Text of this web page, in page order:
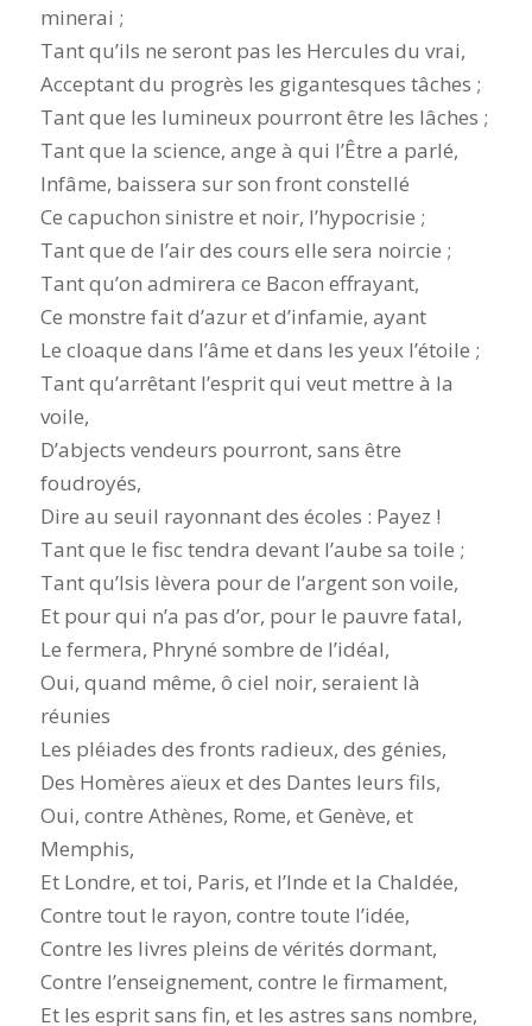
minerai ;
Tant qu’ils ne seront pas les Hercules du vrai,
Acceptant du progrès les gigantesques tâches ;
Tant que les lumineux pourront être les lâches ;
Tant que la science, ange à qui l’Être a parlé,
Infâme, baissera sur son front constellé
Ce capuchon sinistre et noir, l’hypocrisie ;
Tant que de l’air des cours elle sera noircie ;
Tant qu’on admirera ce Bacon effrayant,
Ce monstre fait d’azur et d’infamie, ayant
Le cloaque dans l’âme et dans les yeux l’étoile ;
Tant qu’arrêtant l’esprit qui veut mettre à la
voile,
D’abjects vendeurs pourront, sans être
foudroyés,
Dire au seuil rayonnant des écoles : Payez !
Tant que le fisc tendra devant l’aube sa toile ;
Tant qu’Isis lèvera pour de l’argent son voile,
Et pour qui n’a pas d’or, pour le pauvre fatal,
Le fermera, Phryné sombre de l’idéal,
Oui, quand même, ô ciel noir, seraient là
réunies
Les pléiades des fronts radieux, des génies,
Des Homères aïeux et des Dantes leurs fils,
Oui, contre Athènes, Rome, et Genève, et
Memphis,
Et Londre, et toi, Paris, et l’Inde et la Chaldée,
Contre tout le rayon, contre toute l’idée,
Contre les livres pleins de vérités dormant,
Contre l’enseignement, contre le firmament,
Et les esprit sans fin, et les astres sans nombre,